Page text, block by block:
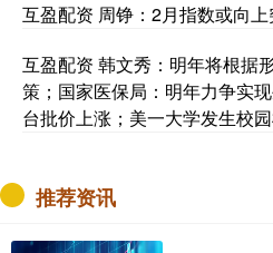
互盈配资 周铮：2月指数或向上
互盈配资 韩文秀：明年将根据
策；国家医保局：明年力争实
台批价上涨；美一大学发生校
推荐资讯